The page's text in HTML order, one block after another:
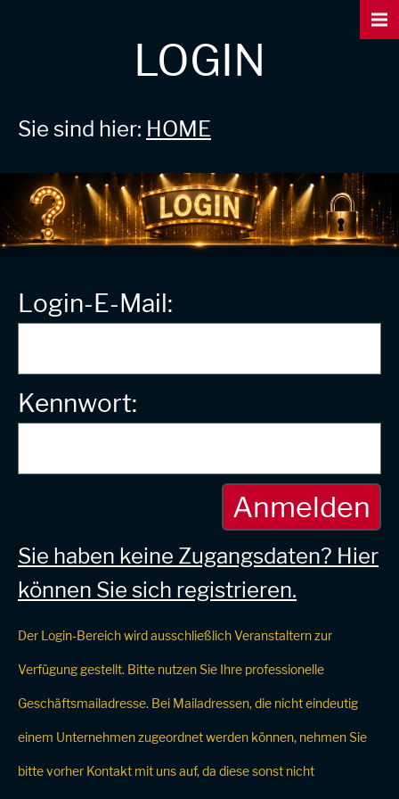
LOGIN
Sie sind hier: HOME
Login-E-Mail:
Kennwort:
Sie haben keine Zugangsdaten? Hier
können Sie sich registrieren.
Der Login‑Bereich wird ausschließlich Veranstaltern zur
Verfügung gestellt. Bitte nutzen Sie Ihre professionelle
Geschäftsmailadresse. Bei Mailadressen, die nicht eindeutig
einem Unternehmen zugeordnet werden können, nehmen Sie
bitte vorher Kontakt mit uns auf, da diese sonst nicht